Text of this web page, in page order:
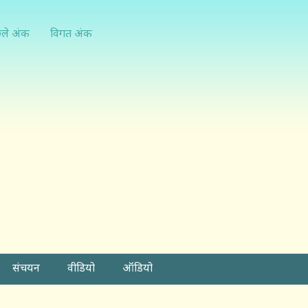
अंक विगत अंक
संचयन वीडियो ऑडियो